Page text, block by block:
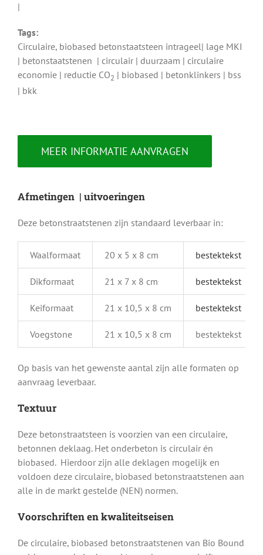
|
Tags:
Circulaire, biobased betonstaatsteen intrageel| lage MKI
| betonstaatstenen | circulair | duurzaam | circulaire
economie | reductie CO2 | biobased | betonklinkers | bss
| bkk
MEER INFORMATIE AANVRAGEN
Afmetingen | uitvoeringen
Deze betonstraatstenen zijn standaard leverbaar in:
Waalformaat 20 x 5 x 8 cm bestektekst
Dikformaat 21 x 7 x 8 cm bestektekst
Keiformaat 21 x 10,5 x 8 cm bestektekst
Voegstone 21 x 10,5 x 8 cm bestektekst
Op basis van het gewenste aantal zijn alle formaten op
aanvraag leverbaar.
Textuur
Deze betonstraatsteen is voorzien van een circulaire,
betonnen deklaag. Het onderbeton is circulair én
biobased. Hierdoor zijn alle deklagen mogelijk en
voldoen deze circulaire, biobased betonstraatstenen aan
alle in de markt gestelde (NEN) normen.
Voorschriften en kwaliteitseisen
De circulaire, biobased betonstraatstenen van Bio Bound